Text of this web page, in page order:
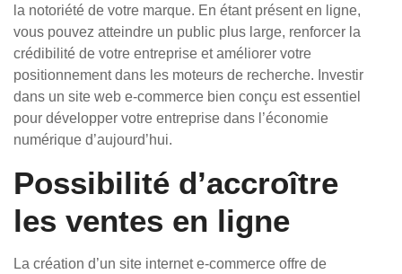
la notoriété de votre marque. En étant présent en ligne,
vous pouvez atteindre un public plus large, renforcer la
crédibilité de votre entreprise et améliorer votre
positionnement dans les moteurs de recherche. Investir
dans un site web e-commerce bien conçu est essentiel
pour développer votre entreprise dans l’économie
numérique d’aujourd’hui.
Possibilité d’accroître
les ventes en ligne
La création d’un site internet e-commerce offre de